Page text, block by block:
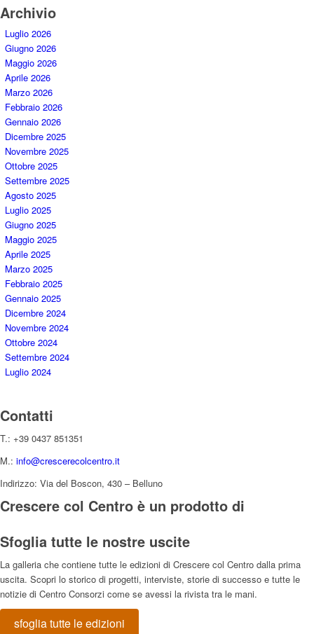
Archivio
Luglio 2026
Giugno 2026
Maggio 2026
Aprile 2026
Marzo 2026
Febbraio 2026
Gennaio 2026
Dicembre 2025
Novembre 2025
Ottobre 2025
Settembre 2025
Agosto 2025
Luglio 2025
Giugno 2025
Maggio 2025
Aprile 2025
Marzo 2025
Febbraio 2025
Gennaio 2025
Dicembre 2024
Novembre 2024
Ottobre 2024
Settembre 2024
Luglio 2024
Contatti
T.: +39 0437 851351
M.: info@crescerecolcentro.it
Indirizzo: Via del Boscon, 430 – Belluno
Crescere col Centro è un prodotto di
Sfoglia tutte le nostre uscite
La galleria che contiene tutte le edizioni di Crescere col Centro dalla prima
uscita. Scopri lo storico di progetti, interviste, storie di successo e tutte le
notizie di Centro Consorzi come se avessi la rivista tra le mani.
sfoglia tutte le edizioni